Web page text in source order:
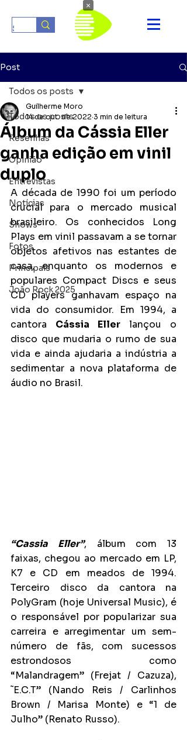
Post
Todos os posts
Resenhas
Opinião
Entrevistas
Notícias
Shows
Fotos
Principais
João Rock 2025
Todos os posts
Álbum da Cássia Eller
ganha edição em vinil
duplo
Guilherme Moro
14 de out. de 2022 3 min de leitura
A década de 1990 foi um período
crucial para o mercado musical
brasileiro. Os conhecidos Long
Plays em vinil passavam a se tornar
objetos afetivos nas estantes de
casa, enquanto os modernos e
populares Compact Discs e seus
CD players ganhavam espaço na
vida do consumidor. Em 1994, a
cantora Cássia Eller lançou o
disco que mudaria o rumo de sua
vida e ainda ajudaria a indústria a
sedimentar a nova plataforma de
áudio no Brasil.
“Cassia Eller”, álbum com 13
faixas, chegou ao mercado em LP,
K7 e CD em meados de 1994.
Terceiro disco da cantora na
PolyGram (hoje Universal Music), é
o responsável por popularizar sua
carreira e arregimentar um sem-
número de fãs, com sucessos
estrondosos como
“Malandragem” (Frejat / Cazuza),
˜E.C.T” (Nando Reis / Carlinhos
Brown / Marisa Monte) e “1 de
Julho” (Renato Russo).
×